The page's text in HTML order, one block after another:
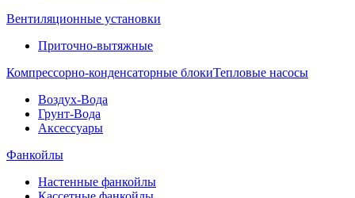
Вентиляционные установки
Приточно-вытяжные
Компрессорно-конденсаторные блокиТепловые насосы
Воздух-Вода
Грунт-Вода
Аксессуары
Фанкойлы
Настенные фанкойлы